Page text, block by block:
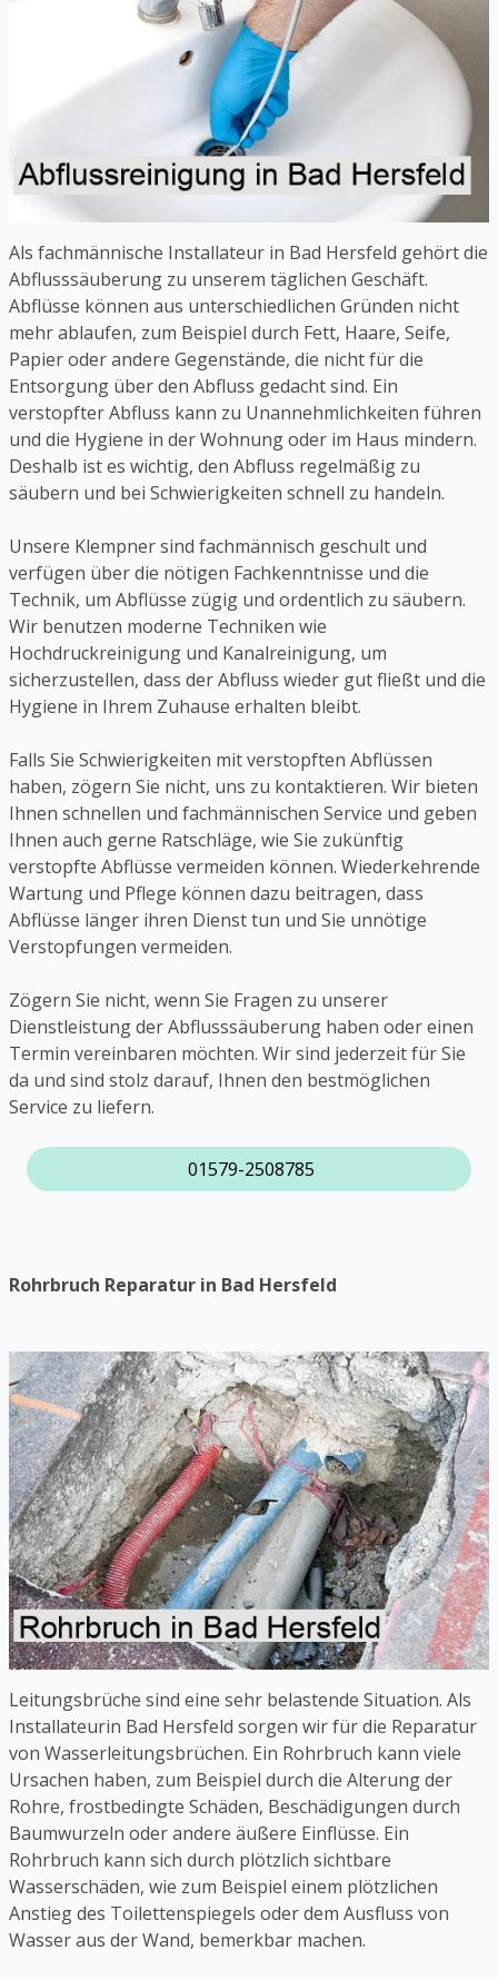
Als fachmännische Installateur in Bad Hersfeld gehört die
Abflusssäuberung zu unserem täglichen Geschäft.
Abflüsse können aus unterschiedlichen Gründen nicht
mehr ablaufen, zum Beispiel durch Fett, Haare, Seife,
Papier oder andere Gegenstände, die nicht für die
Entsorgung über den Abfluss gedacht sind. Ein
verstopfter Abfluss kann zu Unannehmlichkeiten führen
und die Hygiene in der Wohnung oder im Haus mindern.
Deshalb ist es wichtig, den Abfluss regelmäßig zu
säubern und bei Schwierigkeiten schnell zu handeln.
Unsere Klempner sind fachmännisch geschult und
verfügen über die nötigen Fachkenntnisse und die
Technik, um Abflüsse zügig und ordentlich zu säubern.
Wir benutzen moderne Techniken wie
Hochdruckreinigung und Kanalreinigung, um
sicherzustellen, dass der Abfluss wieder gut fließt und die
Hygiene in Ihrem Zuhause erhalten bleibt.
Falls Sie Schwierigkeiten mit verstopften Abflüssen
haben, zögern Sie nicht, uns zu kontaktieren. Wir bieten
Ihnen schnellen und fachmännischen Service und geben
Ihnen auch gerne Ratschläge, wie Sie zukünftig
verstopfte Abflüsse vermeiden können. Wiederkehrende
Wartung und Pflege können dazu beitragen, dass
Abflüsse länger ihren Dienst tun und Sie unnötige
Verstopfungen vermeiden.
Zögern Sie nicht, wenn Sie Fragen zu unserer
Dienstleistung der Abflusssäuberung haben oder einen
Termin vereinbaren möchten. Wir sind jederzeit für Sie
da und sind stolz darauf, Ihnen den bestmöglichen
Service zu liefern.
01579-2508785
Rohrbruch Reparatur in Bad Hersfeld
Leitungsbrüche sind eine sehr belastende Situation. Als
Installateurin Bad Hersfeld sorgen wir für die Reparatur
von Wasserleitungsbrüchen. Ein Rohrbruch kann viele
Ursachen haben, zum Beispiel durch die Alterung der
Rohre, frostbedingte Schäden, Beschädigungen durch
Baumwurzeln oder andere äußere Einflüsse. Ein
Rohrbruch kann sich durch plötzlich sichtbare
Wasserschäden, wie zum Beispiel einem plötzlichen
Anstieg des Toilettenspiegels oder dem Ausfluss von
Wasser aus der Wand, bemerkbar machen.